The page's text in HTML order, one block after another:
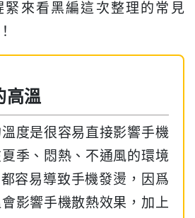
緊來看黑編這次整理的常見
高溫
度是很容易直接影響手機
季、悶熱、不通風的環境
容易導致手機發燙，因爲
影響手機散熱效果，加上